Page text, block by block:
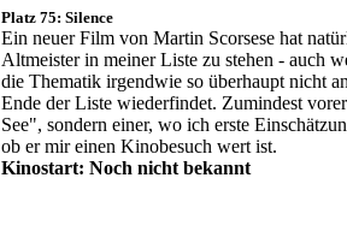
Platz 75: Silence
Ein neuer Film von Martin Scorsese hat
Altmeister in meiner Liste zu stehen - auch
die Thematik irgendwie so überhaupt nicht
Ende der Liste wiederfindet. Zumindest
See", sondern einer, wo ich erste
ob er mir einen Kinobesuch wert ist.
Kinostart: Noch nicht bekannt